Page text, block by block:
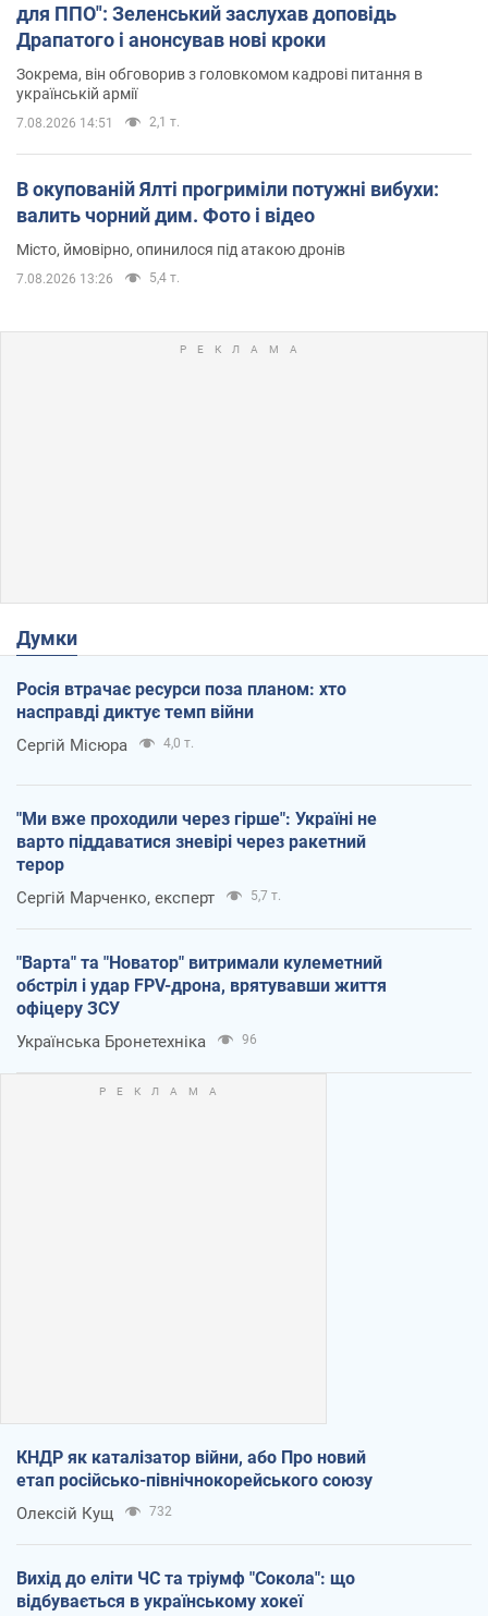
для ППО": Зеленський заслухав доповідь
Драпатого і анонсував нові кроки
Зокрема, він обговорив з головкомом кадрові питання в
українській армії
7.08.2026 14:51 2,1 т.
В окупованій Ялті прогриміли потужні вибухи:
валить чорний дим. Фото і відео
Місто, ймовірно, опинилося під атакою дронів
7.08.2026 13:26 5,4 т.
Думки
Росія втрачає ресурси поза планом: хто
насправді диктує темп війни
Сергій Місюра 4,0 т.
"Ми вже проходили через гірше": Україні не
варто піддаватися зневірі через ракетний
терор
Сергій Марченко, експерт 5,7 т.
"Варта" та "Новатор" витримали кулеметний
обстріл і удар FPV-дрона, врятувавши життя
офіцеру ЗСУ
Українська Бронетехніка 96
КНДР як каталізатор війни, або Про новий
етап російсько-північнокорейського союзу
Олексій Кущ 732
Вихід до еліти ЧС та тріумф "Сокола": що
відбувається в українському хокеї